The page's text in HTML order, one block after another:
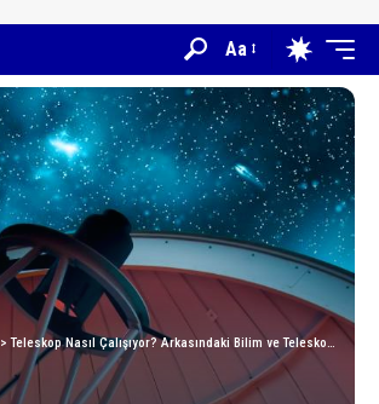
Aa
>Teleskop Nasıl Çalışıyor? Arkasındaki Bilim ve Teleskop Türleri